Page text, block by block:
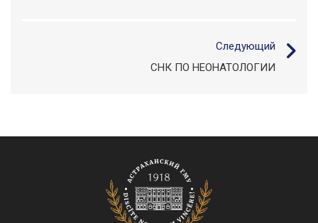
Следующий
СНК ПО НЕОНАТОЛОГИИ